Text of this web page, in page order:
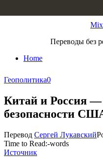
Переводы без
Home
Геополитика0
Китай и Россия
безопасности
Перевод Сергей Лукавский
Time to Read:-words
Источник